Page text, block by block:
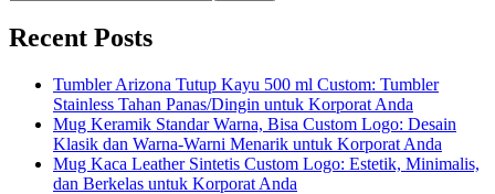
Recent Posts
Tumbler Arizona Tutup Kayu 500 ml Custom: Tumbler
Stainless Tahan Panas/Dingin untuk Korporat Anda
Mug Keramik Standar Warna, Bisa Custom Logo: Desain
Klasik dan Warna-Warni Menarik untuk Korporat Anda
Mug Kaca Leather Sintetis Custom Logo: Estetik, Minimalis,
dan Berkelas untuk Korporat Anda